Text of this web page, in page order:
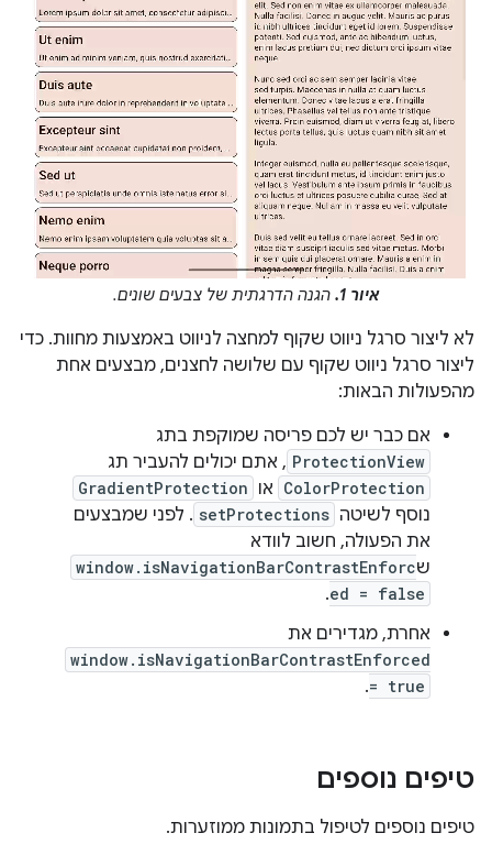
איור 1. הגנה הדרגתית של צבעים שונים.
לא ליצור סרגל ניווט שקוף למחצה לניווט באמצעות מחוות. כדי
ליצור סרגל ניווט שקוף עם שלושה לחצנים, מבצעים אחת
מהפעולות הבאות:
אם כבר יש לכם פריסה שמוקפת בתג
ProtectionView , אתם יכולים להעביר תג
ColorProtection או GradientProtection
נוסף לשיטה setProtections . לפני שמבצעים
את הפעולה, חשוב לוודא
שwindow.isNavigationBarContrastEnforc
ed = false
.
אחרת, מגדירים את
window.isNavigationBarContrastEnforced
= true
.
טיפים נוספים
טיפים נוספים לטיפול בתמונות ממוזערות.